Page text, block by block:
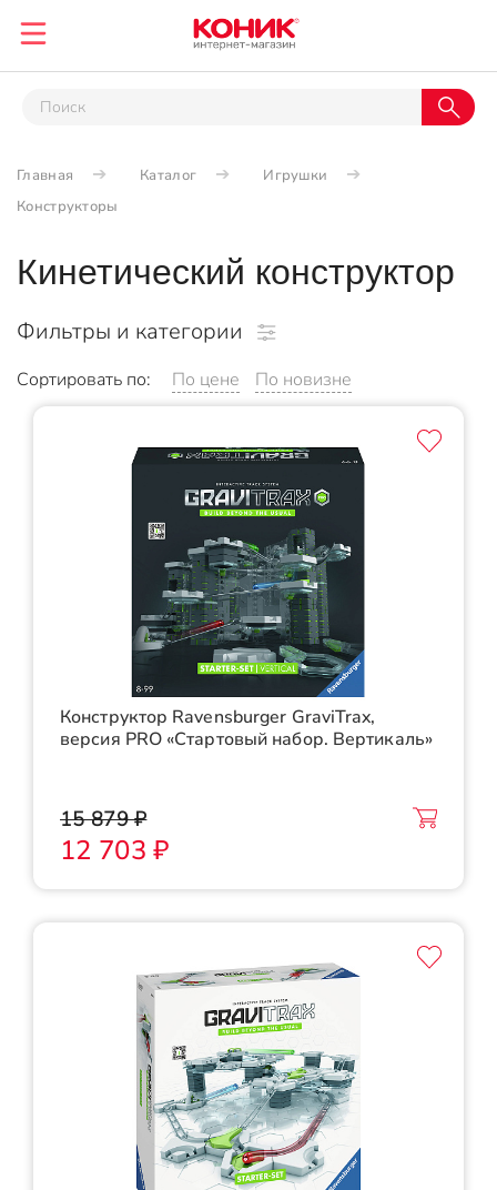
Главная Каталог
Игрушки
Конструкторы
Кинетический конструктор
Фильтры и категории
Сортировать по: По цене По новизне
Конструктор Ravensburger GraviTrax,
версия PRO «Стартовый набор. Вертикаль»
15 879 ₽
12 703 ₽